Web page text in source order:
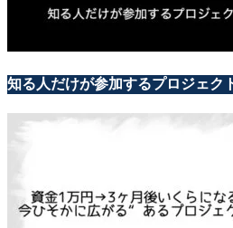
知る人だけが参加するプロジェク